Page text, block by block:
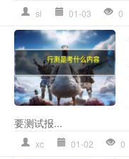
sl 01-03 0
要测试报...
xc 01-02 0